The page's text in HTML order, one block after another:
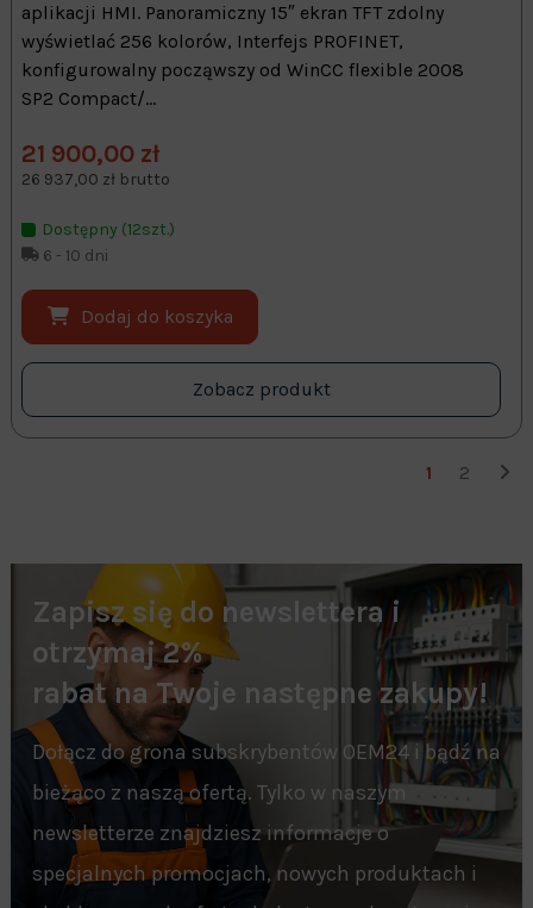
aplikacji HMI. Panoramiczny 15″ ekran TFT zdolny
wyświetlać 256 kolorów, Interfejs PROFINET,
konfigurowalny począwszy od WinCC flexible 2008
SP2 Compact/...
21 900,00 zł
26 937,00 zł brutto
Dostępny (12szt.)
6 - 10 dni
Dodaj do koszyka
Zobacz produkt
1 2
Zapisz się do newslettera i
otrzymaj 2%
rabat na Twoje następne zakupy!
Dołącz do grona subskrybentów OEM24 i bądź na
bieżąco z naszą ofertą. Tylko w naszym
newsletterze znajdziesz informacje o
specjalnych promocjach, nowych produktach i